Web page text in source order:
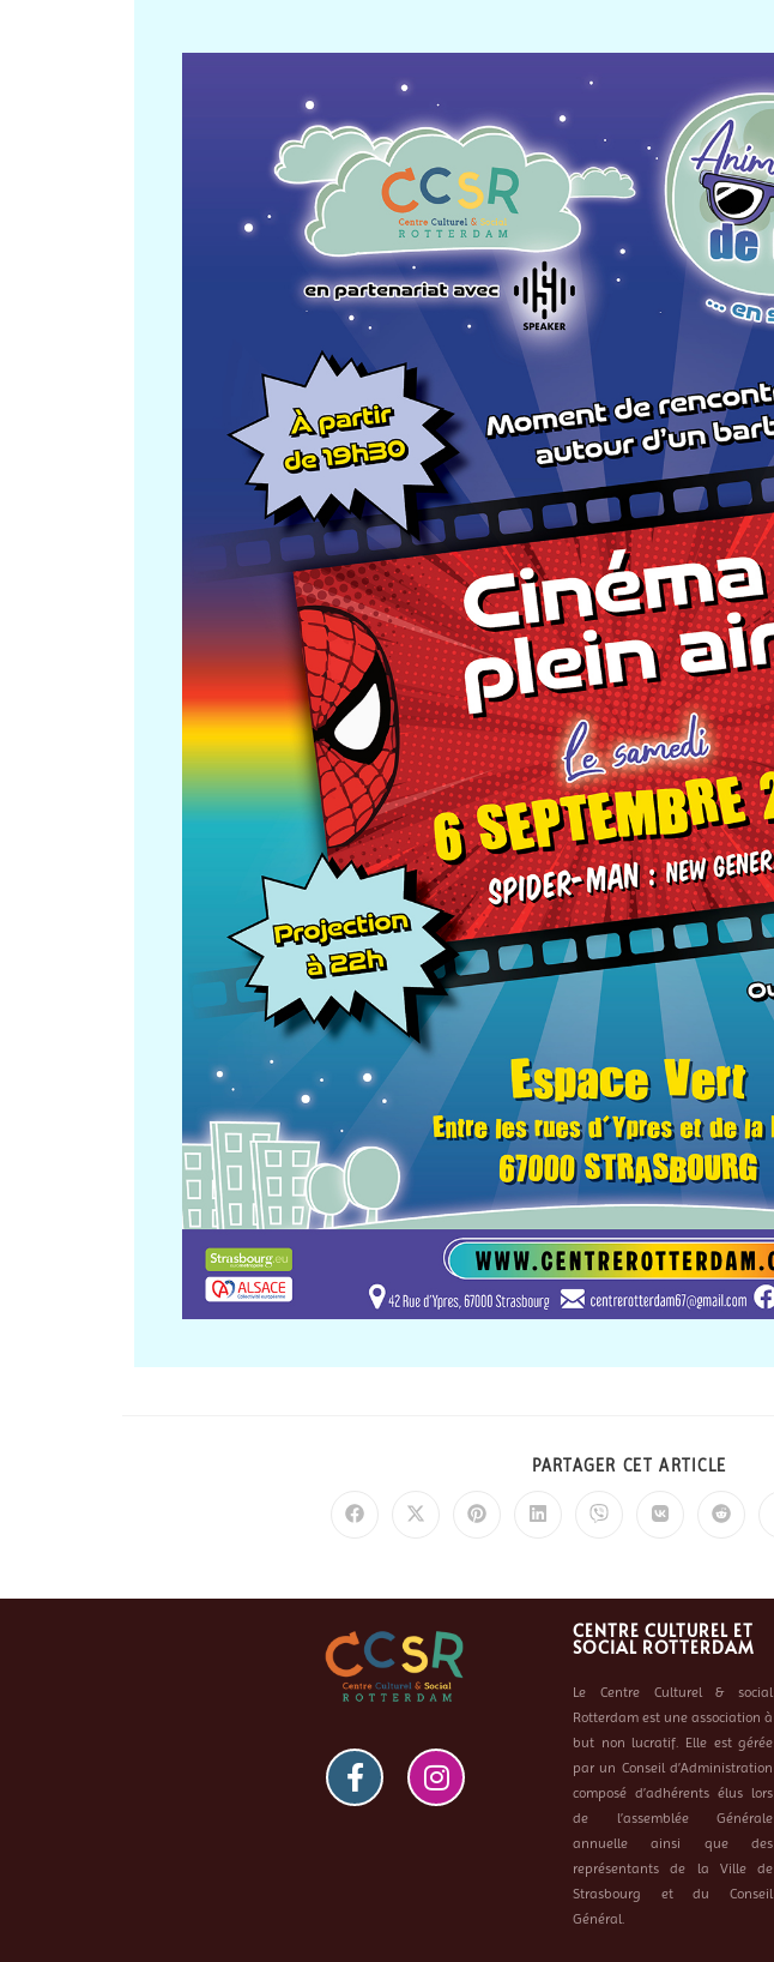
PARTAGER CET ARTICLE
CENTRE CULTUREL ET
SOCIAL ROTTERDAM
Le Centre Culturel & social
Rotterdam est une association à
but non lucratif. Elle est gérée
par un Conseil d’Administration
composé d’adhérents élus lors
de l’assemblée Générale
annuelle ainsi que des
représentants de la Ville de
Strasbourg et du Conseil
Général.